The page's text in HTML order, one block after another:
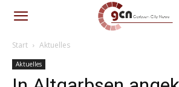
Start Aktuelles
Aktuelles